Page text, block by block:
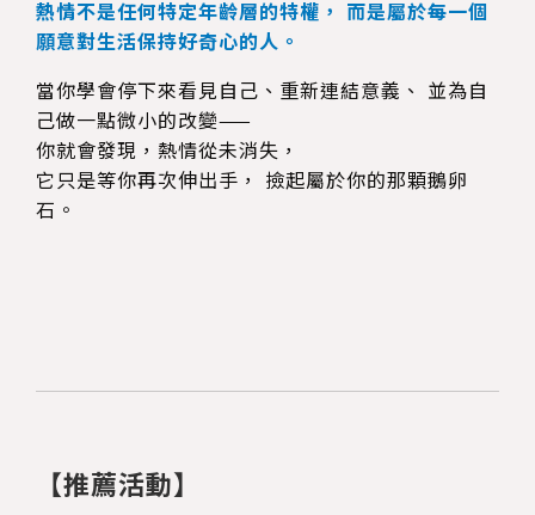
熱情不是任何特定年齡層的特權， 而是屬於每一個
願意對生活保持好奇心的人。
當你學會停下來看見自己、重新連結意義、 並為自
己做一點微小的改變——
你就會發現，熱情從未消失，
它只是等你再次伸出手， 撿起屬於你的那顆鵝卵
石。
【推薦活動】